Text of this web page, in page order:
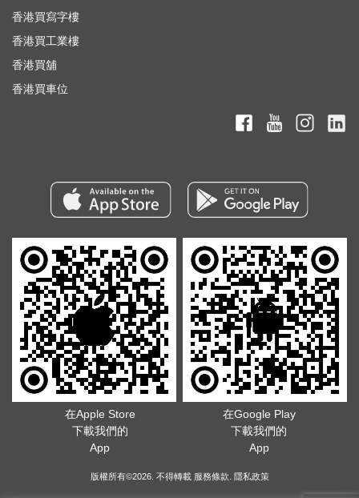
香港買寫字樓
香港買工業樓
香港買舖
香港買車位
在Apple Store
下載我們的
App
在Google Play
下載我們的
App
版權所有©2026. 不得轉載 服務條款 隱私政策